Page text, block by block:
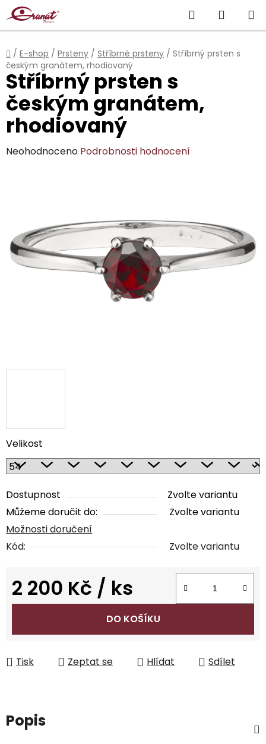
Přejít
na
obsah
Hledat
KOŠÍK
Domů
/ E-shop / Prsteny / Stříbrné prsteny / Stříbrný prsten s
českým granátem, rhodiovaný
Velikost
Dostupnost
Zvolte variantu
Můžeme doručit do:
Zvolte variantu
Možnosti doručení
Kód:
Zvolte variantu
2 200 Kč / ks
Měrná cena:
DO KOŠÍKU
Tisk Zeptat se Hlídat Sdílet
Stříbrný prsten s
českým granátem,
rhodiovaný
Průměrné
5
hvězdiček.
Neohodnoceno Podrobnosti hodnocení
Popis